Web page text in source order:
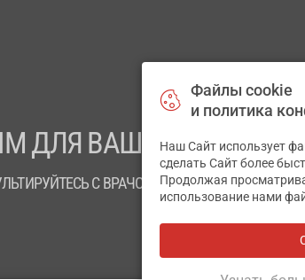
ДЛЯ ВАШЕГО
С ВРАЧОМ
Файлы cookie
и политика
Наш Сайт использует
сделать Сайт более
Продолжая
использование нами